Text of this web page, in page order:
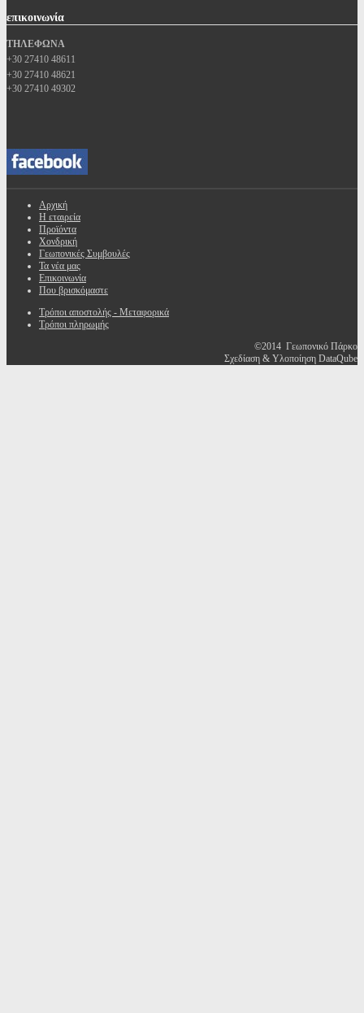
επικοινωνία
ΤΗΛΕΦΩΝΑ
+30 27410 48611
+30 27410 48621
+30 27410 49302
Αρχική
Η εταιρεία
Προϊόντα
Χονδρική
Γεωπονικές Συμβουλές
Τα νέα μας
Επικοινωνία
Που βρισκόμαστε
Τρόποι αποστολής - Μεταφορικά
Τρόποι πληρωμής
©2014 Γεωπονικό Πάρκο
Σχεδίαση & Υλοποίηση DataQube